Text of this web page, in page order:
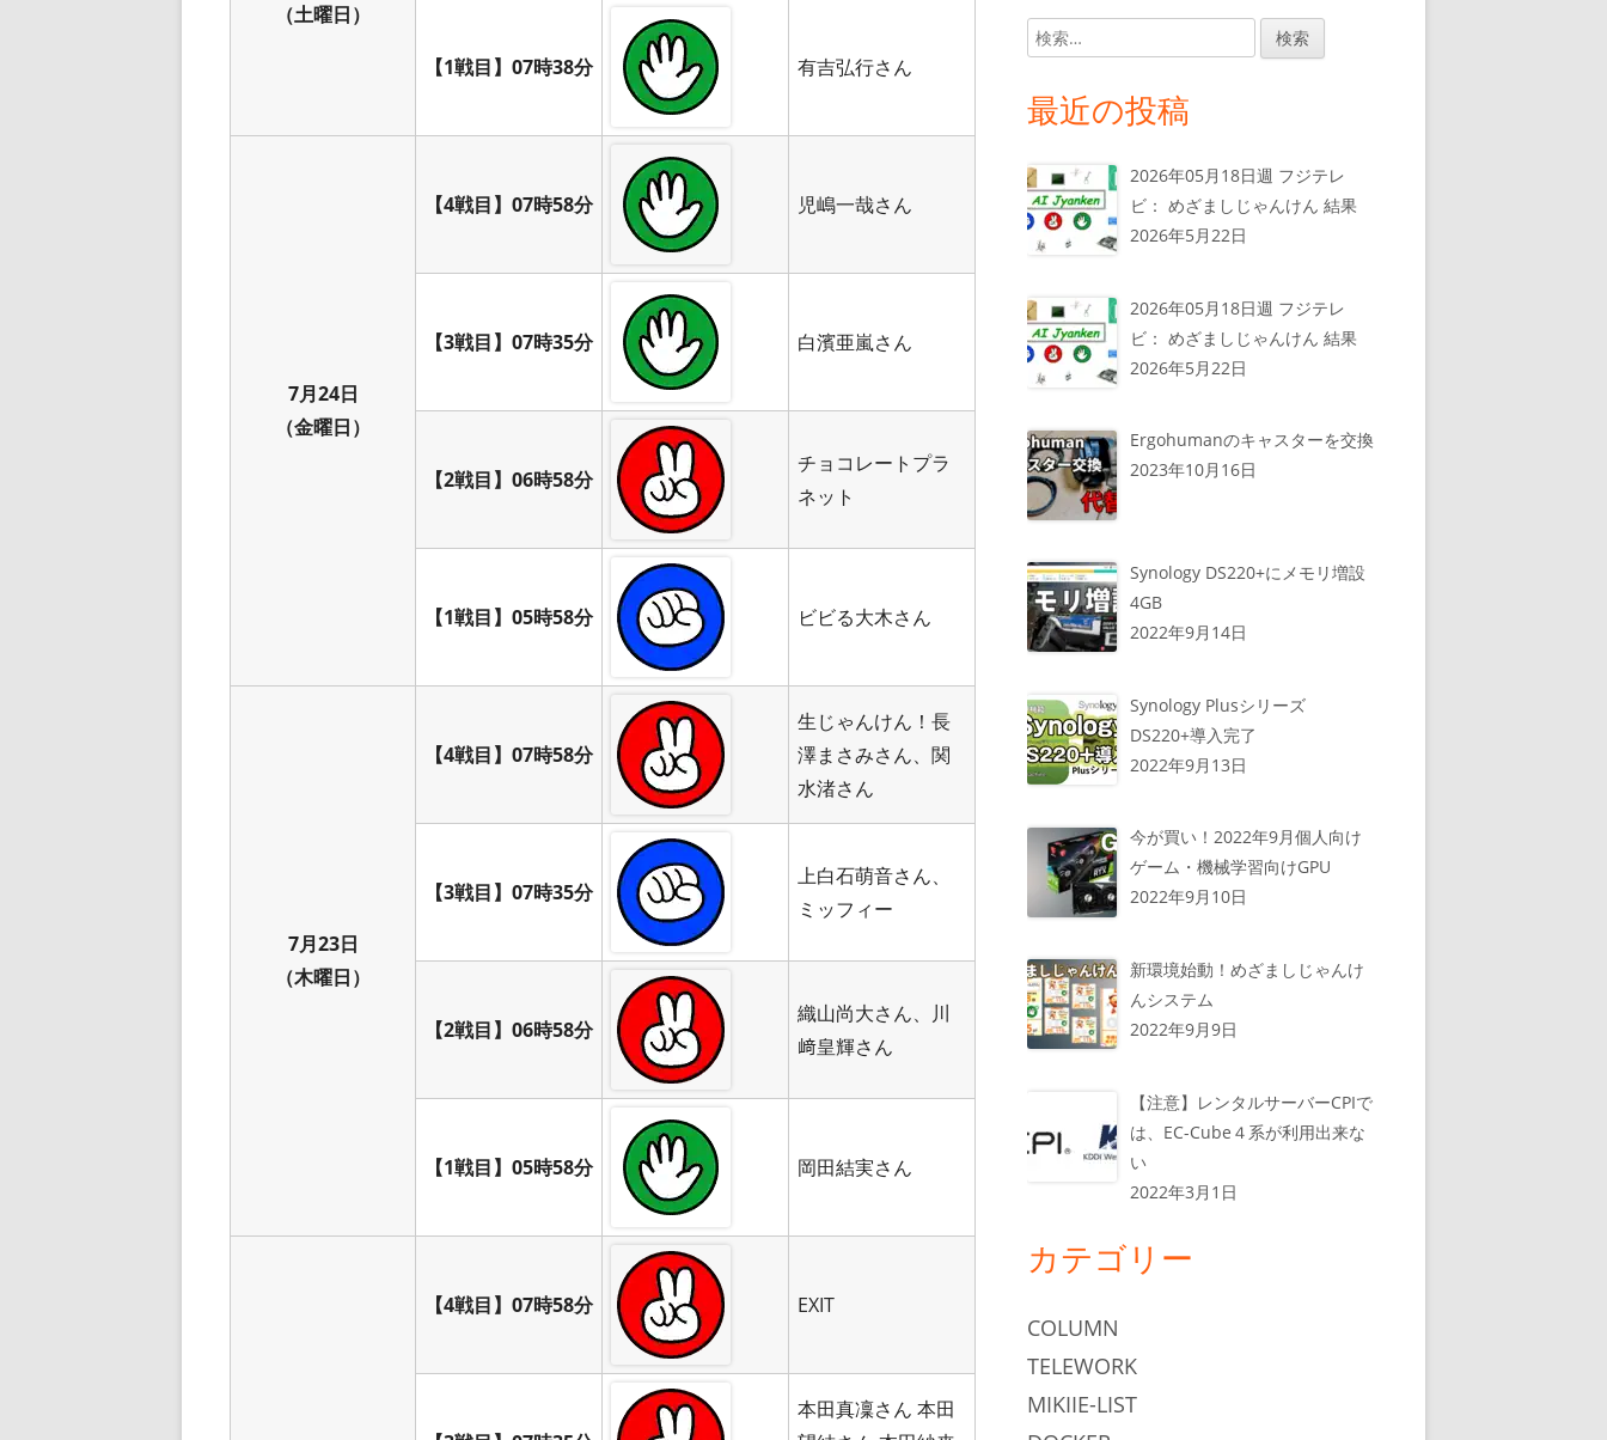
（土曜日）
【1戦目】07時38分 有吉弘行さん
7月24日
（金曜日）
【4戦目】07時58分 児嶋一哉さん
【3戦目】07時35分 白濱亜嵐さん
【2戦目】06時58分
チョコレートプラ
ネット
【1戦目】05時58分 ビビる大木さん
7月23日
（木曜日）
【4戦目】07時58分
生じゃんけん！長
澤まさみさん、関
水渚さん
【3戦目】07時35分
上白石萌音さん、
ミッフィー
【2戦目】06時58分
織山尚大さん、川
﨑皇輝さん
【1戦目】05時58分 岡田結実さん
【4戦目】07時58分 EXIT
本田真凜さん 本田
検
索:
最近の投稿
2026年05月18日週 フジテレ
ビ： めざましじゃんけん 結果
2026年5月22日
2026年05月18日週 フジテレ
ビ： めざましじゃんけん 結果
2026年5月22日
Ergohumanのキャスターを交換
2023年10月16日
Synology DS220+にメモリ増設
4GB
2022年9月14日
Synology Plusシリーズ
DS220+導入完了
2022年9月13日
今が買い！2022年9月個人向け
ゲーム・機械学習向けGPU
2022年9月10日
新環境始動！めざましじゃんけ
んシステム
2022年9月9日
【注意】レンタルサーバーCPIで
は、EC-Cube４系が利用出来な
い
2022年3月1日
カテゴリー
COLUMN
TELEWORK
MIKIIE-LIST